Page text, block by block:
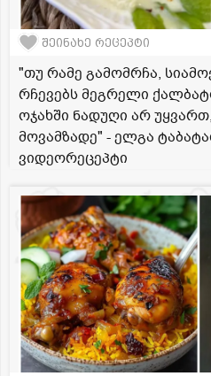
შეინახე რეცეპტი
"თუ რამე გამომრჩა,
რჩევებს მეგრელი
ოჯახში ნადუღი არ
მოვამზადე" - ელგა
ვიდეორეცეპტი